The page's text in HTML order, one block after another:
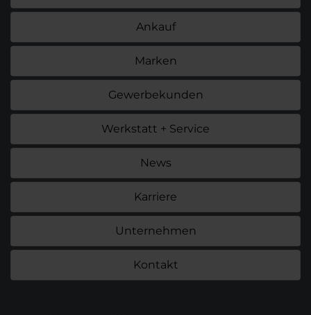
Ankauf
Marken
Gewerbekunden
Werkstatt + Service
News
Karriere
Unternehmen
Kontakt